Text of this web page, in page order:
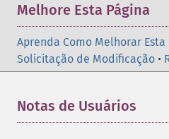
Melhore Esta Página
Aprenda Como Melhorar Esta
Solicitação de Modificação •
Notas de Usuários